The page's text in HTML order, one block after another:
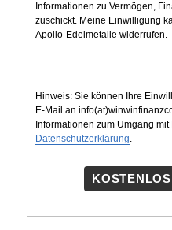
Informationen zu Vermögen,
zuschickt. Meine Einwilligung
Apollo-Edelmetalle widerrufen.
Hinweis: Sie können Ihre
E-Mail an
Informationen zum Umgang
Datenschutzerklärung.